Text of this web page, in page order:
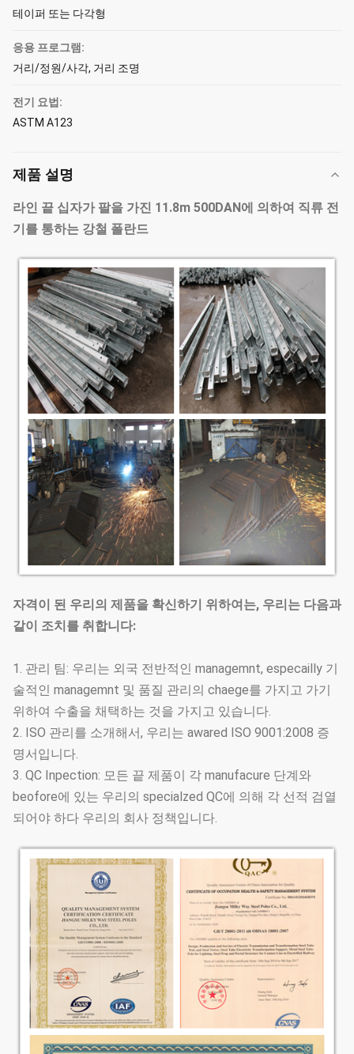
테이퍼 또는 다각형
응용 프로그램:
거리/정원/사각, 거리 조명
전기 요법:
ASTM A123
제품 설명
라인 끝 십자가 팔을 가진 11.8m 500DAN에 의하여 직류 전
기를 통하는 강철 폴란드
자격이 된 우리의 제품을 확신하기 위하여는, 우리는 다음과
같이 조치를 취합니다:
1. 관리 팀: 우리는 외국 전반적인 managemnt, especailly 기
술적인 managemnt 및 품질 관리의 chaege를 가지고 가기
위하여 수출을 채택하는 것을 가지고 있습니다.
2. ISO 관리를 소개해서, 우리는 awared ISO 9001:2008 증
명서입니다.
3. QC Inpection: 모든 끝 제품이 각 manufacure 단계와
beofore에 있는 우리의 specialzed QC에 의해 각 선적 검열
되어야 하다 우리의 회사 정책입니다.